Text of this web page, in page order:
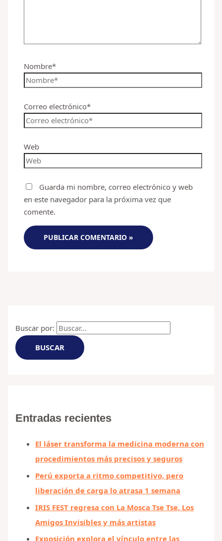
Nombre*
Correo electrónico*
Web
Guarda mi nombre, correo electrónico y web
en este navegador para la próxima vez que
comente.
Buscar por:
Entradas recientes
El láser transforma la medicina moderna con
procedimientos más precisos y seguros
Perú exporta a ritmo competitivo, pero
liberación de carga lo atrasa 1 semana
IRIS FEST regresa con La Mosca Tse Tse, Los
Amigos Invisibles y más artistas
Exposición explora el vínculo entre las